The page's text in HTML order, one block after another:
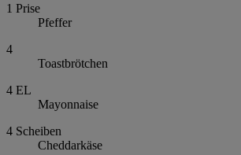
1 Prise
Pfeffer
4
Toastbrötchen
4 EL
Mayonnaise
4 Scheiben
Cheddarkäse